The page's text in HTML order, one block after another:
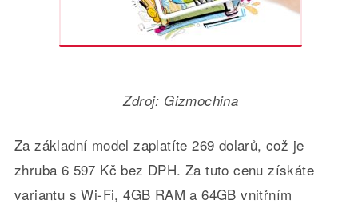
Zdroj: Gizmochina
Za základní model zaplatíte 269 dolarů, což je
zhruba 6 597 Kč bez DPH. Za tuto cenu získáte
variantu s Wi-Fi, 4GB RAM a 64GB vnitřním